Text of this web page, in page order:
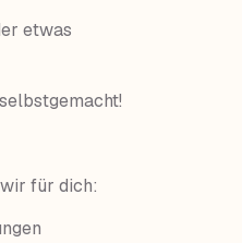
etwas
für dich: